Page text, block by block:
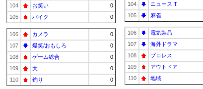
104
お笑い
0
105
バイク 0
106 カメラ
0
107
爆笑/おもしろ
0
108
ゲーム総合
0
109
犬
0
110
釣り 0
104
ニュースIT
105
麻雀
106 電気製品
107
海外ドラマ
108
プロレス
109
アウトドア
110
地域